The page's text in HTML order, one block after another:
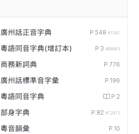
廣州話正音字典 P.548 #7541
粵語同音字典(增訂本) P.3 #00089
商務新詞典 P.776
廣州話標準音字彙 P.196
粵語同音字典 P.2
部身字典 P.82 #12415
粵音韻彙 P.10